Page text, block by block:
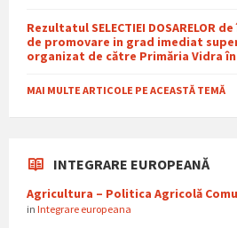
Rezultatul SELECTIEI DOSARELOR
de promovare in grad imediat
organizat de către Primăria Vidra în
MAI MULTE ARTICOLE PE ACEASTĂ TEMĂ
INTEGRARE EUROPEANĂ
Agricultura – Politica Agricolă
in Integrare europeana